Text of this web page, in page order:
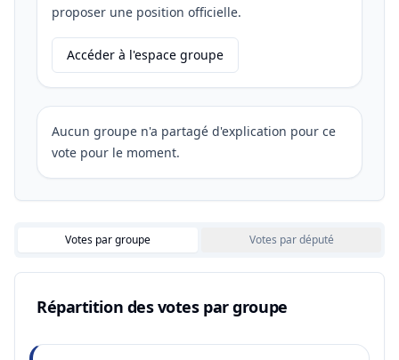
proposer une position officielle.
Accéder à l'espace groupe
Aucun groupe n'a partagé d'explication pour ce
vote pour le moment.
Votes par groupe Votes par député
Répartition des votes par groupe